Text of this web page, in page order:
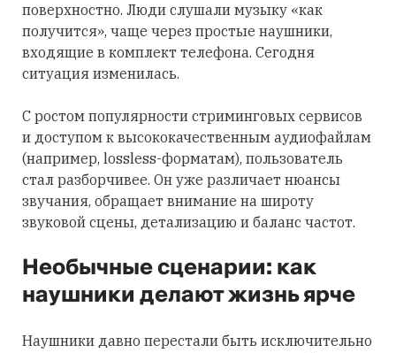
поверхностно. Люди слушали музыку «как
получится», чаще через простые наушники,
входящие в комплект телефона. Сегодня
ситуация изменилась.
С ростом популярности стриминговых сервисов
и доступом к высококачественным аудиофайлам
(например, lossless-форматам), пользователь
стал разборчивее. Он уже различает нюансы
звучания, обращает внимание на широту
звуковой сцены, детализацию и баланс частот.
Необычные сценарии: как
наушники делают жизнь ярче
Наушники давно перестали быть исключительно